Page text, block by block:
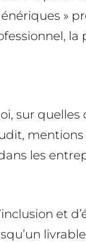
»
sur
les
et